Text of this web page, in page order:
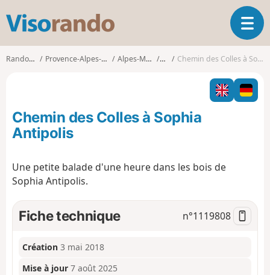
s
o
o
O
u
v
i
r
l
t
Randonnées Provence-Alpes-Côte d'Azur Alpes-Maritimes Biot Chemin des Colles à Sophia Antipolis
Chemin des Colles à Sophia
Antipolis
Une petite balade d'une heure dans les bois de
Sophia Antipolis.
Fiche technique n°1119808
Création 3 mai 2018
Mise à jour 7 août 2025